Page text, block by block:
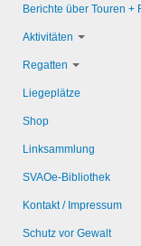
Berichte über Touren +
Aktivitäten
Regatten
Liegeplätze
Shop
Linksammlung
SVAOe-Bibliothek
Kontakt / Impressum
Schutz vor Gewalt